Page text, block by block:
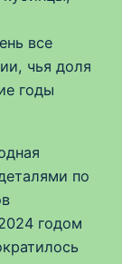
все
чья доля
годы
по
годом